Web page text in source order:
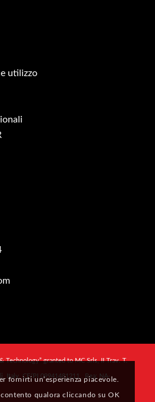
utilizzo
Technology” granted to MC Srls, II Trav. T.
Italy, CF/PI 09941481211 , Rea: NA-
fornirti un’esperienza piacevole.
qualora cliccando su OK